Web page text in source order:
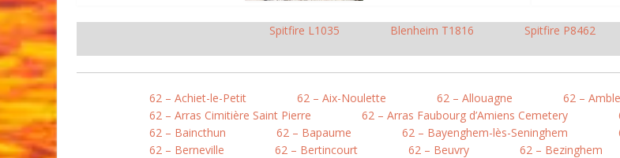
Spitfire L1035 Blenheim T1816 Spitfire P8462
62 – Achiet-le-Petit 62 – Aix-Noulette 62 – Allouagne 62 –
62 – Arras Cimitière Saint Pierre
62 – Arras Faubourg d’Amiens Cemetery
62 – Baincthun
62 – Bapaume 62 – Bayenghem-lès-Seninghem
62 – Berneville
62 – Bertincourt 62 – Beuvry 62 – Bezinghem